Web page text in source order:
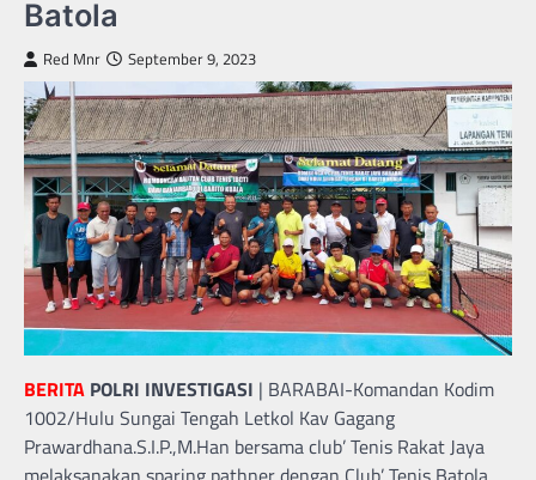
Batola
Red Mnr September 9, 2023
BERITA POLRI INVESTIGASI | BARABAI-Komandan Kodim
1002/Hulu Sungai Tengah Letkol Kav Gagang
Prawardhana.S.I.P.,M.Han bersama club’ Tenis Rakat Jaya